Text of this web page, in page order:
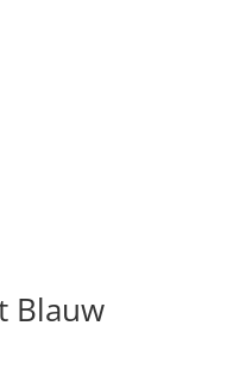
Blauw